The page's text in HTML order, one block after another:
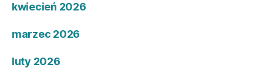
kwiecień 2026
marzec 2026
luty 2026